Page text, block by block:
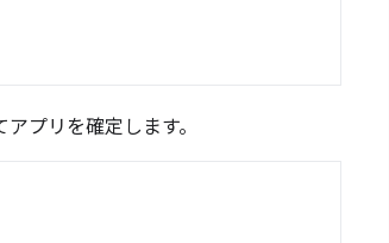
プリを確定します。